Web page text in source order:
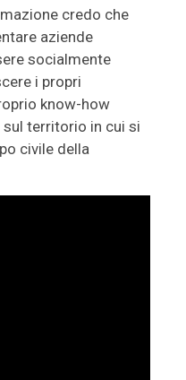
credo che
aziende
socialmente
i propri
know-how
territorio in cui si
civile della